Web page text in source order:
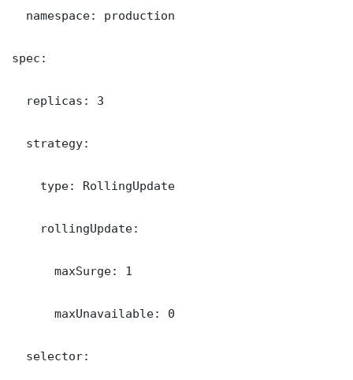
  namespace: production
spec:
  replicas: 3
  strategy:
    type: RollingUpdate
    rollingUpdate:
      maxSurge: 1
      maxUnavailable: 0
  selector: